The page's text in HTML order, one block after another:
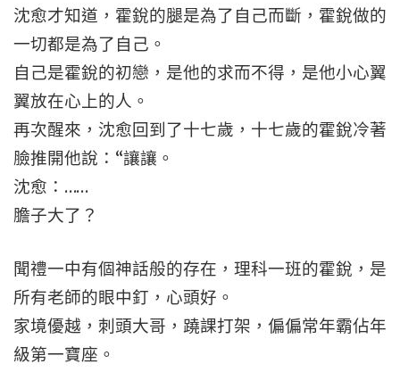
沈愈才知道，霍銳的腿是為了自己而斷，霍銳做的
一切都是為了自己。
自己是霍銳的初戀，是他的求而不得，是他小心翼
翼放在心上的人。
再次醒來，沈愈回到了十七歲，十七歲的霍銳冷著
臉推開他說：“讓讓。
沈愈：……
膽子大了？
聞禮一中有個神話般的存在，理科一班的霍銳，是
所有老師的眼中釘，心頭好。
家境優越，刺頭大哥，蹺課打架，偏偏常年霸佔年
級第一寶座。